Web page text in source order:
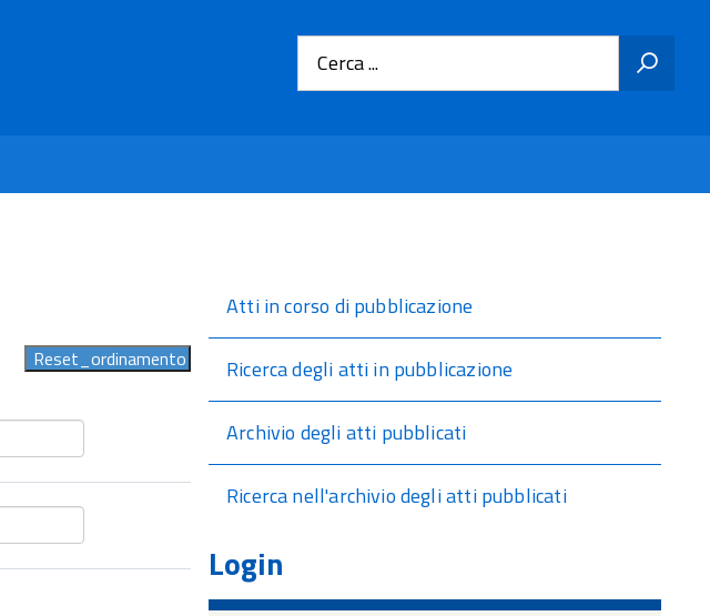
Cerca ...
Atti in corso di pubblicazione
Ricerca degli atti in pubblicazione
Archivio degli atti pubblicati
Ricerca nell'archivio degli atti pubblicati
Login